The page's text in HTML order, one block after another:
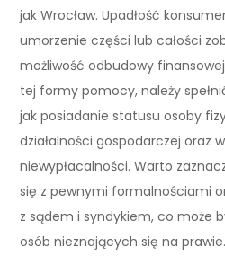
jak Wrocław. Upadłość
umorzenie części lub całości
możliwość odbudowy
tej formy pomocy, należy
jak posiadanie statusu osoby
działalności gospodarczej oraz
niewypłacalności. Warto
się z pewnymi formalnościami
z sądem i syndykiem, co może
osób nieznających się na prawie.